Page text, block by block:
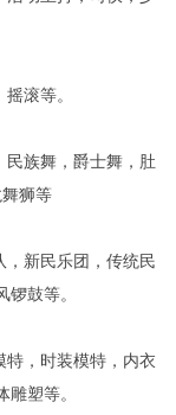
滚等。
民族舞，爵士舞，肚
狮等
，新民乐团，传统民
鼓等。
特，时装模特，内衣
塑等。